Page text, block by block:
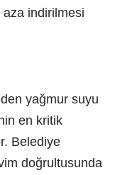
indirilmesi
yağmur suyu
en kritik
Belediye
doğrultusunda